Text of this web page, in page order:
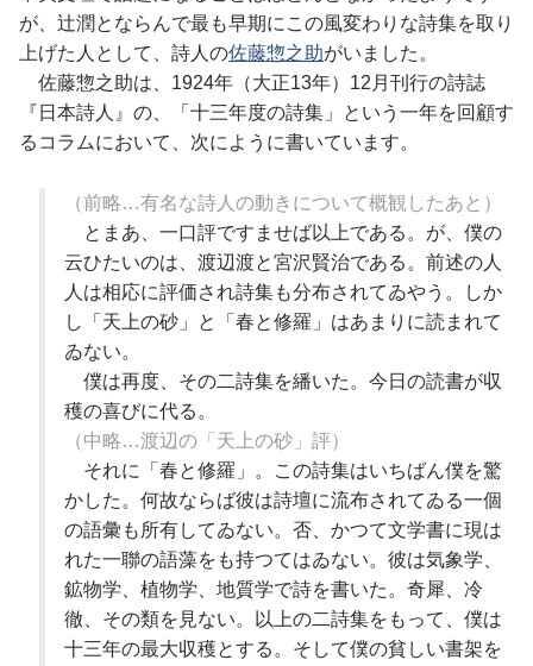
が、辻潤とならんで最も早期にこの風変わりな詩集を取り
上げた人として、詩人の佐藤惣之助がいました。
佐藤惣之助は、1924年（大正13年）12月刊行の詩誌
『日本詩人』の、「十三年度の詩集」という一年を回顧す
るコラムにおいて、次にように書いています。
（前略…有名な詩人の動きについて概観したあと）
とまあ、一口評ですませば以上である。が、僕の
云ひたいのは、渡辺渡と宮沢賢治である。前述の人
人は相応に評価され詩集も分布されてゐやう。しか
し「天上の砂」と「春と修羅」はあまりに読まれて
ゐない。
僕は再度、その二詩集を繙いた。今日の読書が収
穫の喜びに代る。
（中略…渡辺の「天上の砂」評）
それに「春と修羅」。この詩集はいちばん僕を驚
かした。何故ならば彼は詩壇に流布されてゐる一個
の語彙も所有してゐない。否、かつて文学書に現は
れた一聯の語藻をも持つてはゐない。彼は気象学、
鉱物学、植物学、地質学で詩を書いた。奇犀、冷
徹、その類を見ない。以上の二詩集をもって、僕は
十三年の最大収穫とする。そして僕の貧しい書架を